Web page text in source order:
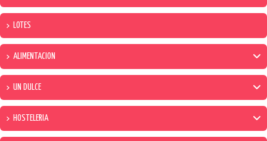
LOTES
ALIMENTACION
UN DULCE
HOSTELERIA